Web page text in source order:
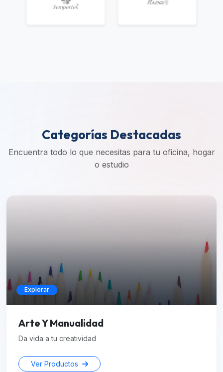
Categorías Destacadas
Encuentra todo lo que necesitas para tu oficina, hogar
o estudio
Explorar
Arte Y Manualidad
Da vida a tu creatividad
Ver Productos